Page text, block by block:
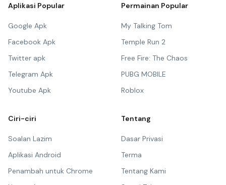
Aplikasi Popular
Google Apk
Facebook Apk
Twitter apk
Telegram Apk
Youtube Apk
Permainan Popular
My Talking Tom
Temple Run 2
Free Fire: The Chaos
PUBG MOBILE
Roblox
Ciri-ciri
Soalan Lazim
Aplikasi Android
Penambah untuk Chrome
Tentang
Dasar Privasi
Terma
Tentang Kami